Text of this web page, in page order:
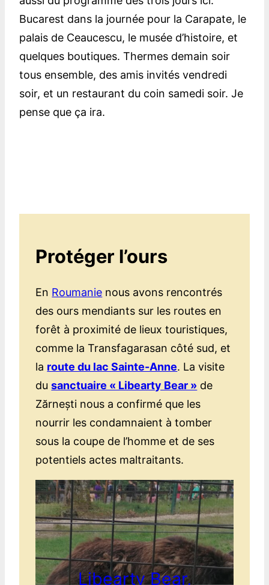
Bucarest dans la journée pour la Carapate, le
palais de Ceaucescu, le musée d’histoire, et
quelques boutiques. Thermes demain soir
tous ensemble, des amis invités vendredi
soir, et un restaurant du coin samedi soir. Je
pense que ça ira.
Protéger l’ours
En Roumanie nous avons rencontrés
des ours mendiants sur les routes en
forêt à proximité de lieux touristiques,
comme la Transfagarasan côté sud, et
la route du lac Sainte-Anne. La visite
dusanctuaire « Libearty Bear » de
Zărnești nous a confirmé que les
nourrir les condamnaient à tomber
sous la coupe de l’homme et de ses
potentiels actes maltraitants.
Libearty Bear,